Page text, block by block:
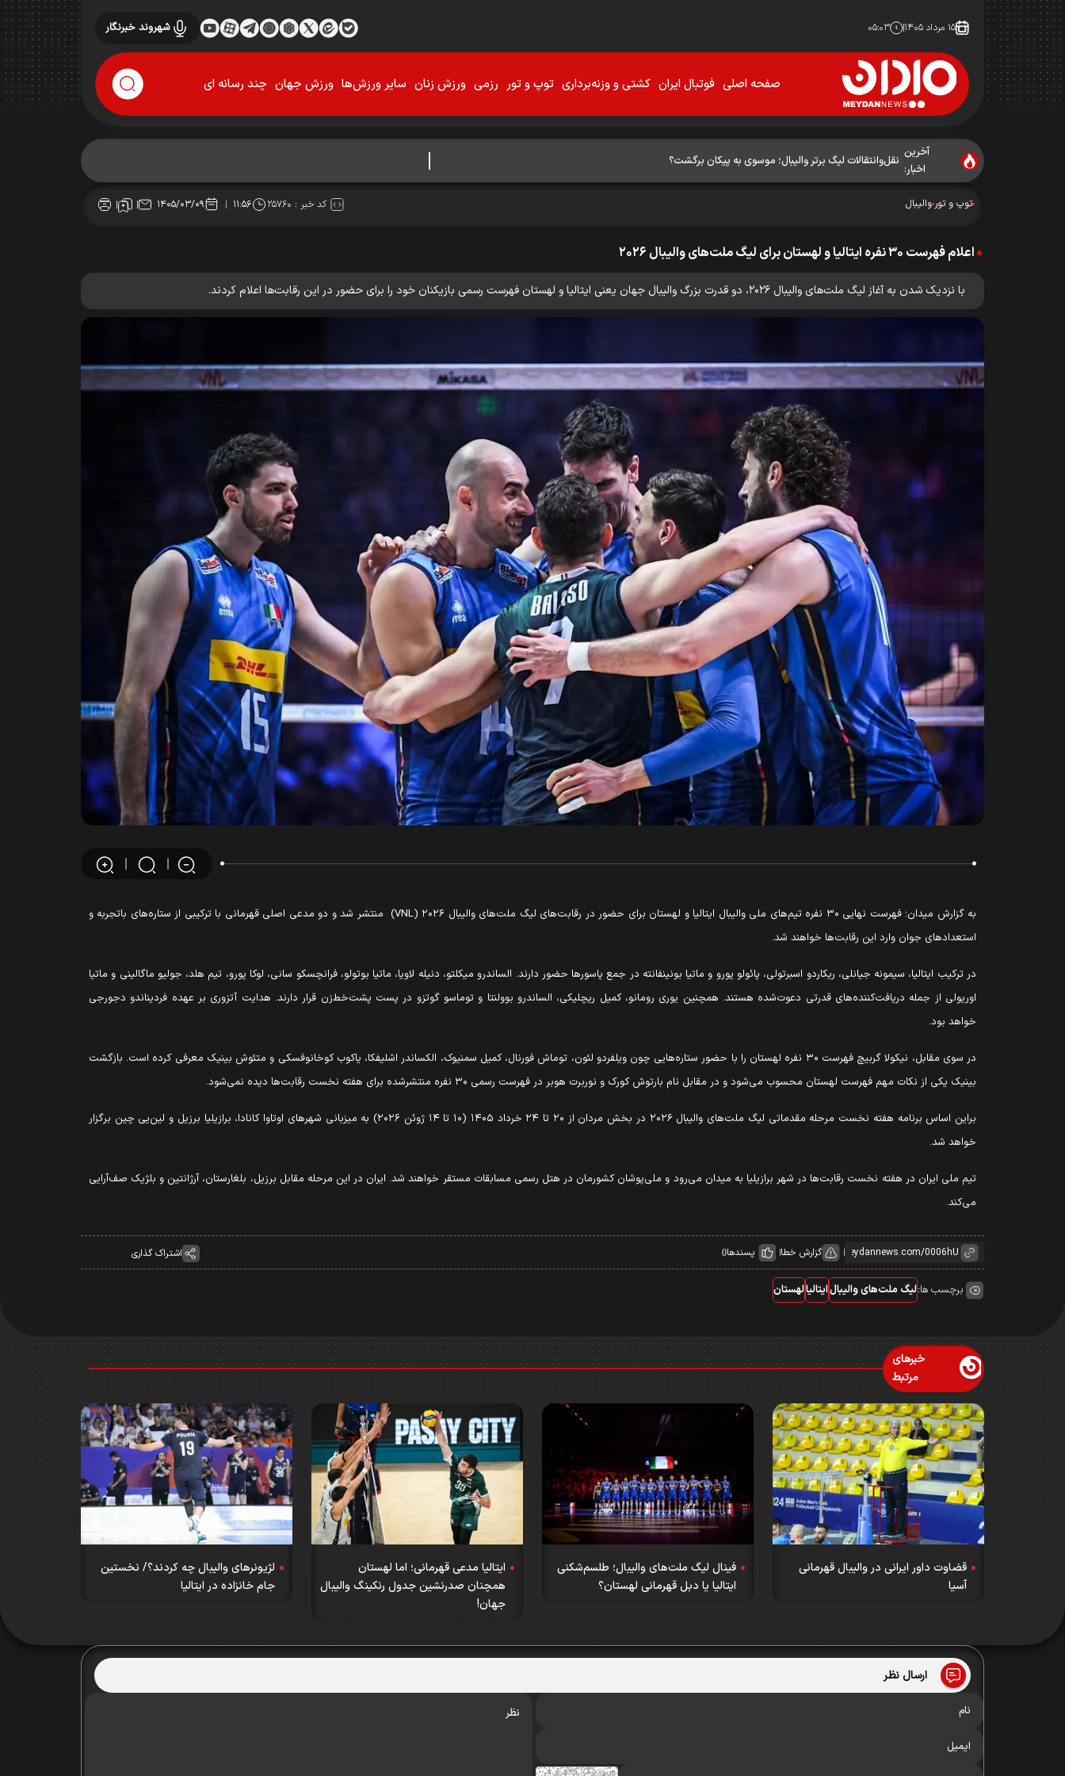
۱۵ مرداد ۱۴۰۵ ۰۵:۰۳ شهروند خبرنگار
صفحه اصلی فوتبال ایران کشتی و وزنه‌برداری توپ و تور رزمی ورزش زنان سایر ورزش‌ها ورزش جهان چند رسانه ای
آخرین
اخبار:
نقل‌وانتقالات لیگ برتر والیبال؛ موسوی به پیکان برگشت؟
توپ و تور والیبال کد خبر : ۲۵۷۶۰ ۱۱:۵۶ ۱۴۰۵/۰۳/۰۹
اعلام فهرست ۳۰ نفره ایتالیا و لهستان برای لیگ ملت‌های والیبال ۲۰۲۶
با نزدیک شدن به آغاز لیگ ملت‌های والیبال ۲۰۲۶، دو قدرت بزرگ والیبال جهان یعنی ایتالیا و لهستان فهرست رسمی بازیکنان خود را برای حضور در این رقابت‌ها اعلام کردند.
به گزارش میدان؛ فهرست نهایی ۳۰ نفره تیم‌های ملی والیبال ایتالیا و لهستان برای حضور در رقابت‌های لیگ ملت‌های والیبال ۲۰۲۶ (VNL) منتشر شد و دو مدعی اصلی قهرمانی با ترکیبی از ستاره‌های باتجربه و
استعدادهای جوان وارد این رقابت‌ها خواهند شد.
در ترکیب ایتالیا، سیمونه جیانلی، ریکاردو اسبرتولی، پائولو پورو و ماتیا بونینفانته در جمع پاسورها حضور دارند. الساندرو میکلتو، دنیله لاویا، ماتیا بوتولو، فرانچسکو سانی، لوکا پورو، تیم هلد، جولیو ماگالینی و ماتیا
اوریولی از جمله دریافت‌کننده‌های قدرتی دعوت‌شده هستند. همچنین یوری رومانو، کمیل ریچلیکی، الساندرو بوولنتا و توماسو گوتزو در پست پشت‌خط‌زن قرار دارند. هدایت آتزوری بر عهده فردیناندو دجورجی
خواهد بود.
در سوی مقابل، نیکولا گربیچ فهرست ۳۰ نفره لهستان را با حضور ستاره‌هایی چون ویلفردو لئون، توماش فورنال، کمیل سمنیوک، الکساندر اشلیفکا، یاکوب کوخانوفسکی و متئوش بینیک معرفی کرده است. بازگشت
بینیک یکی از نکات مهم فهرست لهستان محسوب می‌شود و در مقابل نام بارتوش کورک و نوربرت هوبر در فهرست رسمی ۳۰ نفره منتشرشده برای هفته نخست رقابت‌ها دیده نمی‌شود.
براین اساس برنامه هفته نخست مرحله مقدماتی لیگ ملت‌های والیبال ۲۰۲۶ در بخش مردان از ۲۰ تا ۲۴ خرداد ۱۴۰۵ (۱۰ تا ۱۴ ژوئن ۲۰۲۶) به میزبانی شهرهای اوتاوا کانادا، برازیلیا برزیل و لین‌یی چین برگزار
خواهد شد.
تیم ملی ایران در هفته نخست رقابت‌ها در شهر برازیلیا به میدان می‌رود و ملی‌پوشان کشورمان در هتل رسمی مسابقات مستقر خواهند شد. ایران در این مرحله مقابل برزیل، بلغارستان، آرژانتین و بلژیک صف‌آرایی
می‌کند.
گزارش خطا پسندها0 اشتراک گذاری
برچسب ها:لیگ ملت‌های والیبالایتالیالهستان
خبرهای
مرتبط
قضاوت داور ایرانی در والیبال قهرمانی
آسیا
فینال لیگ ملت‌های والیبال؛ طلسم‌شکنی
ایتالیا یا دبل قهرمانی لهستان؟
ایتالیا مدعی قهرمانی؛ اما لهستان
همچنان صدرنشین جدول رنکینگ والیبال
جهان!
لژیونرهای والیبال چه کردند؟/ نخستین
جام خانزاده در ایتالیا
ارسال نظر